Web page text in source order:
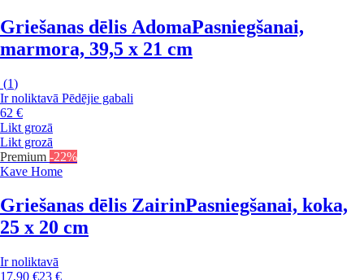
Griešanas dēlis AdomaPasniegšanai,
marmora, 39,5 x 21 cm
(1)
Ir noliktavā Pēdējie gabali
62 €
Likt grozā
Likt grozā
Premium -22%
Kave Home
Griešanas dēlis ZairinPasniegšanai, koka,
25 x 20 cm
Ir noliktavā
17,90 €23 €